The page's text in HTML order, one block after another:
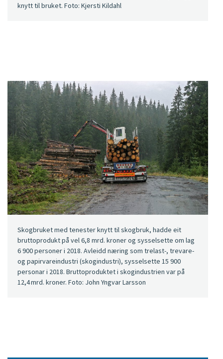
knytt til bruket. Foto: Kjersti Kildahl
Skogbruket med tenester knytt til skogbruk, hadde eit
bruttoprodukt på vel 6,8 mrd. kroner og sysselsette om lag
6 900 personer i 2018. Avleidd næring som trelast-, trevare-
og papirvareindustri (skogindustri), sysselsette 15 900
personar i 2018. Bruttoproduktet i skogindustrien var på
12,4 mrd. kroner. Foto: John Yngvar Larsson